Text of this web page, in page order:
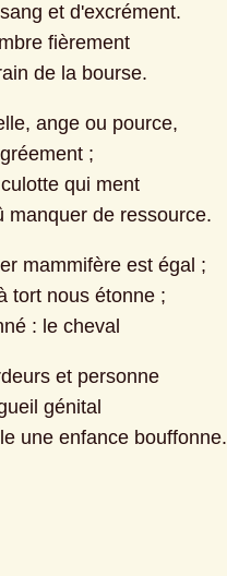
et d'excrément.
fièrement
de la bourse.
ange ou pource,
;
qui ment
manquer de ressource.
mammifère est égal ;
tort nous étonne ;
: le cheval
et personne
génital
une enfance bouffonne.